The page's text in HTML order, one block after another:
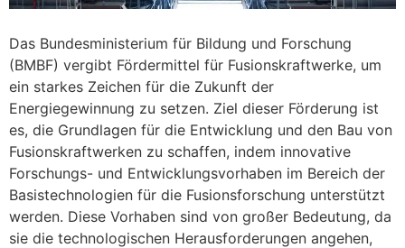
Das Bundesministerium für Bildung und Forschung
(BMBF) vergibt Fördermittel für Fusionskraftwerke, um
ein starkes Zeichen für die Zukunft der
Energiegewinnung zu setzen. Ziel dieser Förderung ist
es, die Grundlagen für die Entwicklung und den Bau von
Fusionskraftwerken zu schaffen, indem innovative
Forschungs- und Entwicklungsvorhaben im Bereich der
Basistechnologien für die Fusionsforschung unterstützt
werden. Diese Vorhaben sind von großer Bedeutung, da
sie die technologischen Herausforderungen angehen,